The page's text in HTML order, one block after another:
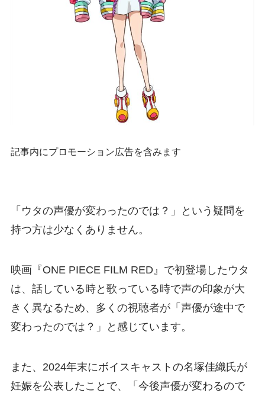
記事内にプロモーション広告を含みます
「ウタの声優が変わったのでは？」という疑問を
持つ方は少なくありません。
映画『ONE PIECE FILM RED』で初登場したウタ
は、話している時と歌っている時で声の印象が大
きく異なるため、多くの視聴者が「声優が途中で
変わったのでは？」と感じています。
また、2024年末にボイスキャストの名塚佳織氏が
妊娠を公表したことで、「今後声優が変わるので